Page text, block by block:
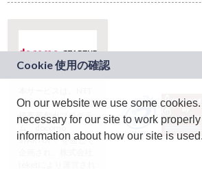
ドコモグループの新
規事業創出プログラ
ム「docomo
STARTUP」を通じて
On our website we use some
necessary for our site to work
information about how our site is used.